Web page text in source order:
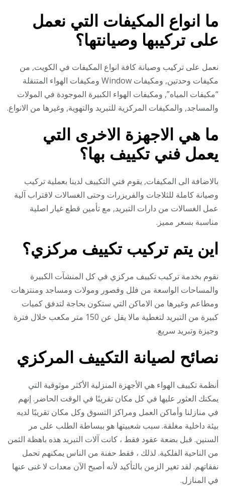
ما انواع المكيفات التي نعمل
على تركيبها وصيانتها؟
نعمل على تركيب وصيانة كافة انواع المكيفات في الكويت, من
مكيفات وحدتين, ومكيفات Window ومكيفات الهواء المتنقلة
“مكيفات المياه”, ومكيفات الهواء الكبيرة الموجودة في المولات
والمساجد, والمكيفات المركزية للتبريد والتهوية, وغيرها من الانواع.
ما هي الاجهزة الاخرى التي
يعمل فني تكييف بها؟
بالاضافة الى المكيفات, يقوم فني التكييف لدينا بعملية تركيب
وصيانة كاملة للثلاجات والفريزرات وحتى الغسالات لاقتراب آلية
عمل الغسالات من دارات التبريد, مع تأمين قطع غيار اصلية
مناسبة بسعر مميز.
اين يتم تركيب تكييف مركزي؟
نقوم بخدمة تركيب تكييف مركزي في كل المنشآت الكبيرة
والمساحات الواسعة من فلل وقصور ومولات ومساجد ومنتزهات
ومطاعم وغيرها من الاماكن التي ستكون بحاجة لتدفق كميات
كبيرة من التبريد لتغطية مالا يقل عن 150 متر مكعب خلال فترة
وجيزة وتبريد سريع.
نصائح لصيانة التكييف المركزي
أنظمة تكييف الهواء هي الأجهزة المنزلية الأكثر موثوقية التي
يمكنك العثور عليها في كل مكان تقريبًا في الوقت الحاضر. إنهم
في منازلنا وأماكن العمل ومراكز التسوق وكل مكان تقريبًا لديه
بيئة داخلية مغلقة. سبب شعبيتها هو ببساطة الطلب على مر
السنين. قبل بضعة عقود فقط ، كانت آلات التبريد هذه باهظة الثمن
من الناحية الفلكية. لذلك ، فقط حفنة من الناس يمكنهم تحمل
نفقاتهم. لقد تغير الزمن بالتأكيد لأنه أصبح الآن معدات لا غنى عنها
في المنازل.